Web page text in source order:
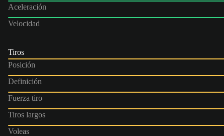
Aceleración
Velocidad
Tiros
Posición
Definición
Fuerza tiro
Tiros largos
Voleas